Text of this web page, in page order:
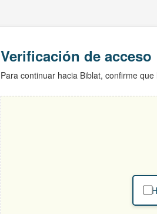
Verificación de acceso
Para continuar hacia Biblat, confirme